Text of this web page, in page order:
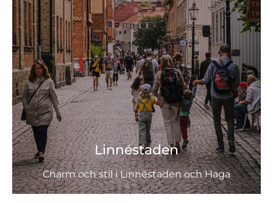
Linnéstaden
Charm och stil i Linnéstaden och Haga